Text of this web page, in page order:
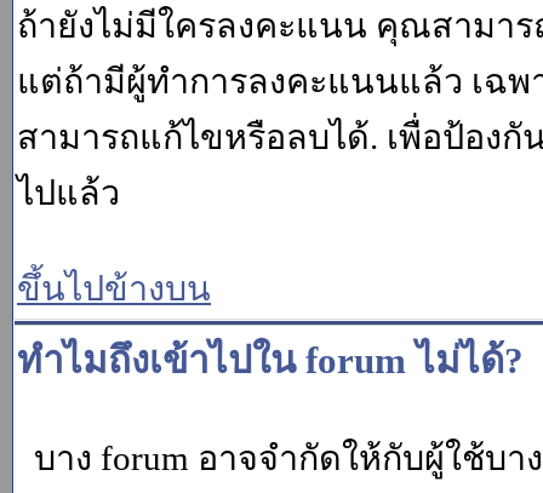
ถ้ายังไม่มีใครลงคะแนน คุณสามา
แต่ถ้ามีผู้ทำการลงคะแนนแล้ว เฉพา
สามารถแก้ไขหรือลบได้. เพื่อป้อง
ไปแล้ว
ขึ้นไปข้างบน
ทำไมถึงเข้าไปใน forum ไม่ได้?
บาง forum อาจจำกัดให้กับผู้ใช้บ